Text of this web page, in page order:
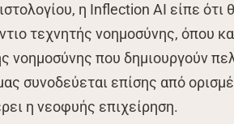
η Inflection AI είπε ότι
τεχνητής νοημοσύνης, όπου
νοημοσύνης που δημιουργούν
συνοδεύεται επίσης από
η νεοφυής επιχείρηση.